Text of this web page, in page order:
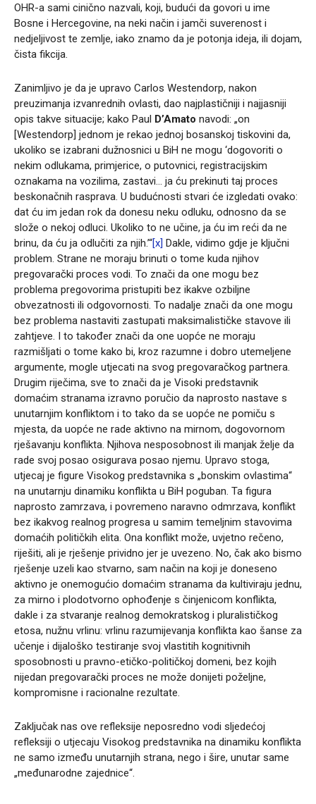
OHR-a sami cinično nazvali, koji, budući da govori u ime
Bosne i Hercegovine, na neki način i jamči suverenost i
nedjeljivost te zemlje, iako znamo da je potonja ideja, ili dojam,
čista fikcija.
Zanimljivo je da je upravo Carlos Westendorp, nakon
preuzimanja izvanrednih ovlasti, dao najplastičniji i najjasniji
opis takve situacije; kako Paul D’Amato navodi: „on
[Westendorp] jednom je rekao jednoj bosanskoj tiskovini da,
ukoliko se izabrani dužnosnici u BiH ne mogu ‘dogovoriti o
nekim odlukama, primjerice, o putovnici, registracijskim
oznakama na vozilima, zastavi… ja ću prekinuti taj proces
beskonačnih rasprava. U budućnosti stvari će izgledati ovako:
dat ću im jedan rok da donesu neku odluku, odnosno da se
slože o nekoj odluci. Ukoliko to ne učine, ja ću im reći da ne
brinu, da ću ja odlučiti za njih.’“[x] Dakle, vidimo gdje je ključni
problem. Strane ne moraju brinuti o tome kuda njihov
pregovarački proces vodi. To znači da one mogu bez
problema pregovorima pristupiti bez ikakve ozbiljne
obvezatnosti ili odgovornosti. To nadalje znači da one mogu
bez problema nastaviti zastupati maksimalističke stavove ili
zahtjeve. I to također znači da one uopće ne moraju
razmišljati o tome kako bi, kroz razumne i dobro utemeljene
argumente, mogle utjecati na svog pregovaračkog partnera.
Drugim riječima, sve to znači da je Visoki predstavnik
domaćim stranama izravno poručio da naprosto nastave s
unutarnjim konfliktom i to tako da se uopće ne pomiču s
mjesta, da uopće ne rade aktivno na mirnom, dogovornom
rješavanju konflikta. Njihova nesposobnost ili manjak želje da
rade svoj posao osigurava posao njemu. Upravo stoga,
utjecaj je figure Visokog predstavnika s „bonskim ovlastima“
na unutarnju dinamiku konflikta u BiH poguban. Ta figura
naprosto zamrzava, i povremeno naravno odmrzava, konflikt
bez ikakvog realnog progresa u samim temeljnim stavovima
domaćih političkih elita. Ona konflikt može, uvjetno rečeno,
riješiti, ali je rješenje prividno jer je uvezeno. No, čak ako bismo
rješenje uzeli kao stvarno, sam način na koji je doneseno
aktivno je onemogućio domaćim stranama da kultiviraju jednu,
za mirno i plodotvorno ophođenje s činjenicom konflikta,
dakle i za stvaranje realnog demokratskog i pluralističkog
etosa, nužnu vrlinu: vrlinu razumijevanja konflikta kao šanse za
učenje i dijaloško testiranje svoj vlastitih kognitivnih
sposobnosti u pravno-etičko-političkoj domeni, bez kojih
nijedan pregovarački proces ne može donijeti poželjne,
kompromisne i racionalne rezultate.
Zaključak nas ove refleksije neposredno vodi sljedećoj
refleksiji o utjecaju Visokog predstavnika na dinamiku konflikta
ne samo između unutarnjih strana, nego i šire, unutar same
„međunarodne zajednice“.